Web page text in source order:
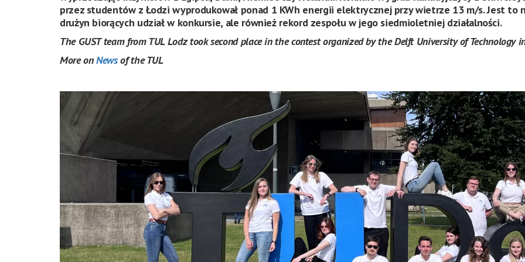
przez studentów z Łodzi wyprodukował ponad 1 KWh energii elektrycznej przy wietrze 13 m/s. Jest
drużyn biorących udział w konkursie, ale również rekord zespołu w jego siedmioletniej działalności.
The GUST team from TUL Lodz took second place in the contest organized by the Delft University of Technology
More onNewsof the TUL